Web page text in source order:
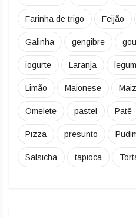
Farinha de trigo Feijão
Galinha gengibre
iogurte Laranja
Limão Maionese
Omelete pastel Patê
Pizza presunto
Salsicha tapioca